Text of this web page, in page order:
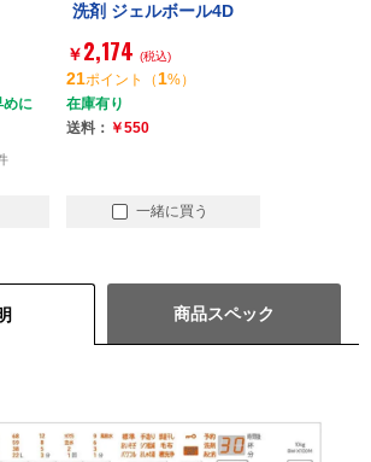
めに
洗剤 ジェルボール4D
ャンボ 83個
￥2,174 (税込)
21ポイント （ 1%）
在庫有り
送料： ￥550
一緒に買う
商品スペック